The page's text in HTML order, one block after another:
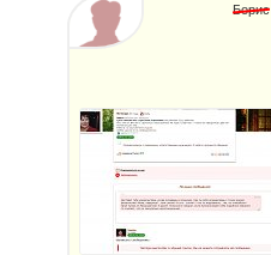
Борис